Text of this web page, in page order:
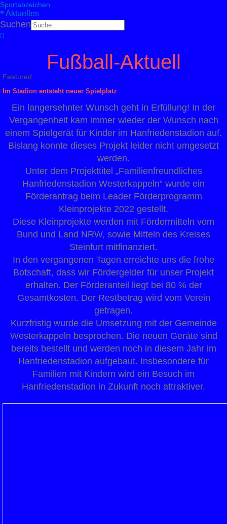
Sportabzeichen
Aktuelles
Suchen
Fußball-Aktuell
Featured
Im Stadion entsteht neuer Spielplatz
Ein langersehnter Wunsch geht in Erfüllung! In der
Vergangenheit kam immer wieder der Wunsch nach
einem Spielgerät für Kinder im Hanfriedenstadion auf.
Bislang konnte dieses Projekt leider nicht umgesetzt
werden.
Unter dem Projekttitel „Familienfreundliches
Hanfriedenstadion Westerkappeln“ wurde ein
Förderantrag beim Leader Förderprogramm
Kleinprojekte 2022 gestellt.
Diese Kleinprojekte werden mit Fördermitteln vom
Bund und Land NRW, sowie Mitteln des Kreises
Steinfurt mitfinanziert.
In den vergangenen Tagen erreichte uns die frohe
Botschaft, dass wir Fördergelder für unser Projekt
erhalten. Der Förderanteil liegt bei 80 % der
Gesamtkosten. Der Restbetrag wird vom Verein
getragen.
Kurzfristig wurde die Umsetzung mit der Gemeinde
Westerkappeln besprochen. Die neuen Geräte sind
bereits bestellt und werden noch in diesem Jahr im
Hanfriedenstadion aufgebaut. Insbesondere für
Familien mit Kindern wird ein Besuch im
Hanfriedenstadion in Zukunft noch attraktiver.